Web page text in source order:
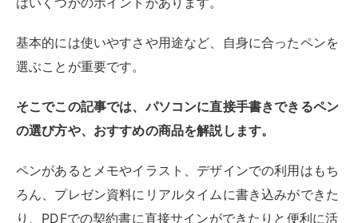
用できるのが利点です。
テレワーク全盛の昨今だからこそ、ペンを使ってより効
率的に作業ができるようにしましょう。
初めてパソコンに手書きできるペンを購入する方は、ぜ
ひ本記事の内容を参考にしてみてください。
目次